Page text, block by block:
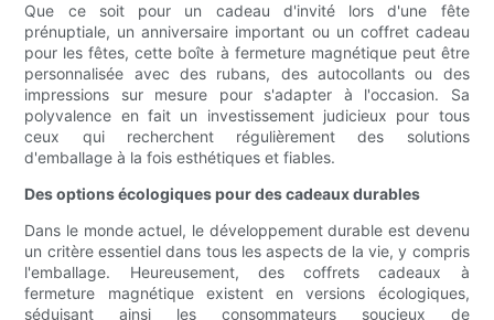
Que ce soit pour un cadeau d'invité lors d'une fête
prénuptiale, un anniversaire important ou un coffret cadeau
pour les fêtes, cette boîte à fermeture magnétique peut être
personnalisée avec des rubans, des autocollants ou des
impressions sur mesure pour s'adapter à l'occasion. Sa
polyvalence en fait un investissement judicieux pour tous
ceux qui recherchent régulièrement des solutions
d'emballage à la fois esthétiques et fiables.
Des options écologiques pour des cadeaux durables
Dans le monde actuel, le développement durable est devenu
un critère essentiel dans tous les aspects de la vie, y compris
l'emballage. Heureusement, des coffrets cadeaux à
fermeture magnétique existent en versions écologiques,
séduisant ainsi les consommateurs soucieux de